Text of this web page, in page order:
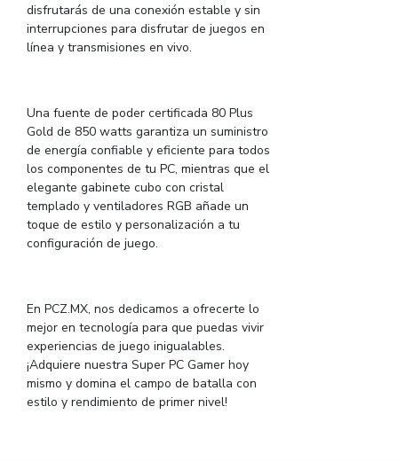
disfrutarás de una conexión estable y sin
interrupciones para disfrutar de juegos en
línea y transmisiones en vivo.
Una fuente de poder certificada 80 Plus
Gold de 850 watts garantiza un suministro
de energía confiable y eficiente para todos
los componentes de tu PC, mientras que el
elegante gabinete cubo con cristal
templado y ventiladores RGB añade un
toque de estilo y personalización a tu
configuración de juego.
En PCZ.MX, nos dedicamos a ofrecerte lo
mejor en tecnología para que puedas vivir
experiencias de juego inigualables.
¡Adquiere nuestra Super PC Gamer hoy
mismo y domina el campo de batalla con
estilo y rendimiento de primer nivel!